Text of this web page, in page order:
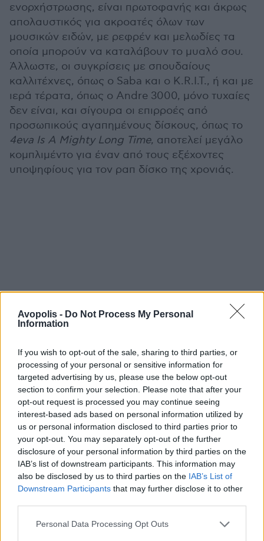
Avopolis - Do Not Process My Personal
Information
If you wish to opt-out of the sale, sharing to third parties, or
processing of your personal or sensitive information for
targeted advertising by us, please use the below opt-out
section to confirm your selection. Please note that after your
opt-out request is processed you may continue seeing
interest-based ads based on personal information utilized by
us or personal information disclosed to third parties prior to
your opt-out. You may separately opt-out of the further
disclosure of your personal information by third parties on the
IAB’s list of downstream participants. This information may
also be disclosed by us to third parties on the IAB’s List of
Downstream Participants that may further disclose it to other
Personal Data Processing Opt Outs
ενορχήστρωσης, είναι πρωτοφανής και άκρως
απολαυστικός για ακροατές όλων των
μουσικών ειδών, με ρεφρέν και μελωδίες τα
οποία μπορούν να καταλάβουν το μυαλό σου.
Άλλωστε, οι συγκρίσεις με σπουδαίους
καλλιτέχνες, όπως ο Saba και ο K.R.I.T., ή και με
ιερά τέρατα, όπως ο Andre 3000, μόνο τυχαίες
δεν είναι, και σίγουρα οι επιρροές από
προσωπικούς αγαπημένους δίσκους, όπως το
4eva Is A Mighty Long Time, αποτελεί μεγάλο
κομπλιμέντο για έναν από τους εξέχοντες
υποψηφίους για τον ραπ δίσκο της χρονιάς.
Tierra Whack – WHACK’S MUSEUM
(Interscope)
Μετά το κάπως απογοητευτικό δισκογραφικό
ντεμπούτο της με τοWorldwide Whack, ηTierra
Whackεπιστρέφει δύο χρόνια μετά για να μας
κύριο έκθεμα την αιχμηρή της πένα και το